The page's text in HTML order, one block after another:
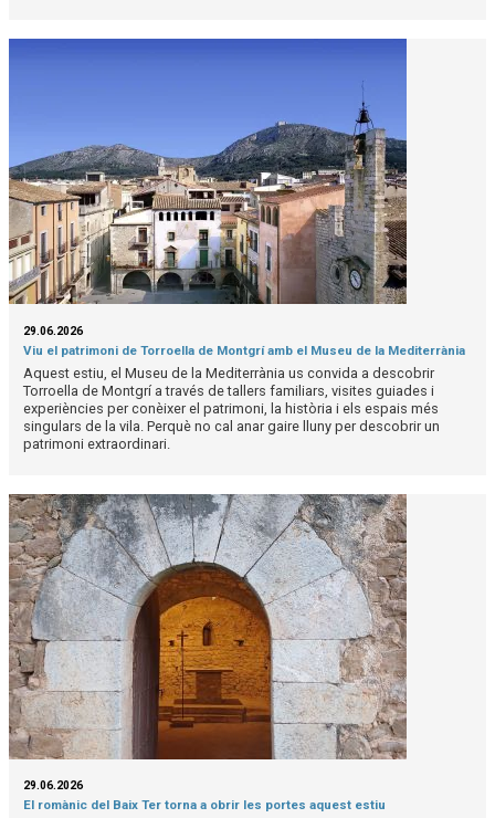
29.06.2026
Viu el patrimoni de Torroella de Montgrí amb el Museu de la Mediterrània
Aquest estiu, el Museu de la Mediterrània us convida a descobrir
Torroella de Montgrí a través de tallers familiars, visites guiades i
experiències per conèixer el patrimoni, la història i els espais més
singulars de la vila. Perquè no cal anar gaire lluny per descobrir un
patrimoni extraordinari.
29.06.2026
El romànic del Baix Ter torna a obrir les portes aquest estiu